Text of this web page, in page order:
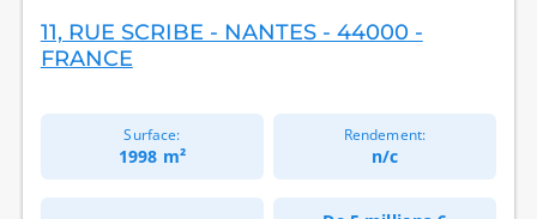
11, RUE SCRIBE - NANTES - 44000 -
FRANCE
Surface:
1998 m²
Rendement:
n/c